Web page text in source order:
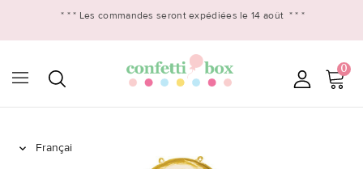
* * * Les commandes seront expédiées le 14 août * * *
0
